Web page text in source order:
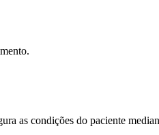
as condições do paciente